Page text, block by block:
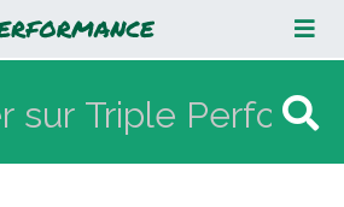
de la fertilisation : un
limiter les pressions en